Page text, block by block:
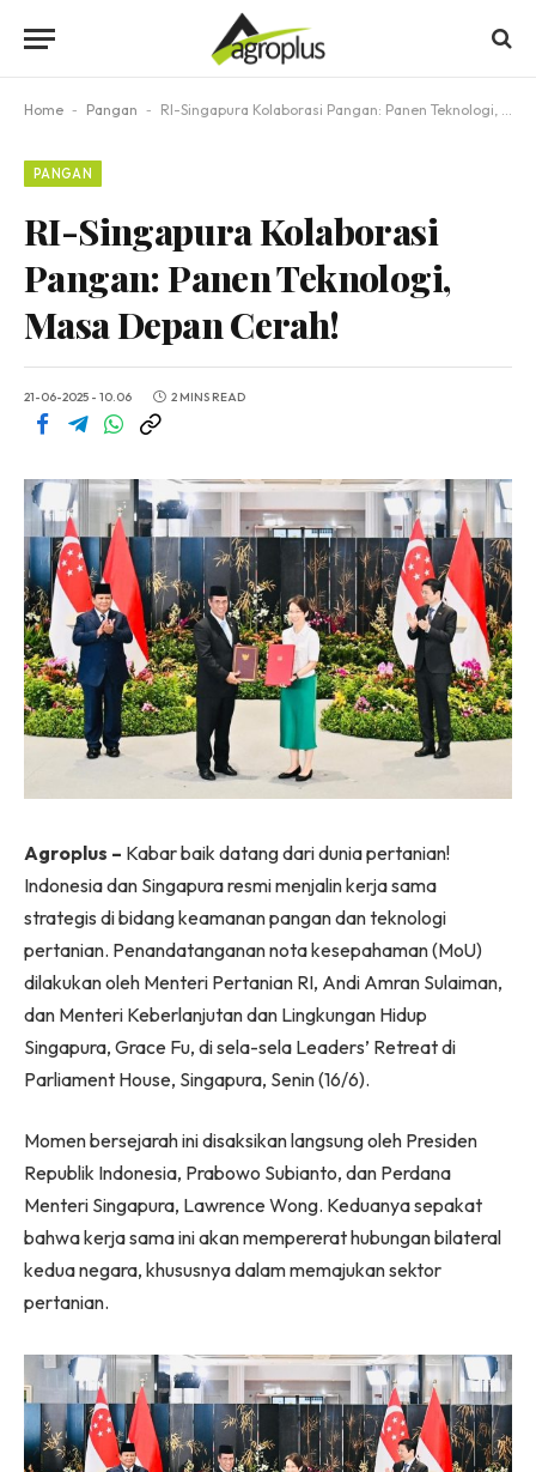
Home - Pangan - RI-Singapura Kolaborasi Pangan: Panen Teknologi, Masa Depan Cerah!
PANGAN
RI-Singapura Kolaborasi
Pangan: Panen Teknologi,
Masa Depan Cerah!
21-06-2025 - 10.06 2 MINS READ
Agroplus – Kabar baik datang dari dunia pertanian!
Indonesia dan Singapura resmi menjalin kerja sama
strategis di bidang keamanan pangan dan teknologi
pertanian. Penandatanganan nota kesepahaman (MoU)
dilakukan oleh Menteri Pertanian RI, Andi Amran Sulaiman,
dan Menteri Keberlanjutan dan Lingkungan Hidup
Singapura, Grace Fu, di sela-sela Leaders’ Retreat di
Parliament House, Singapura, Senin (16/6).
Momen bersejarah ini disaksikan langsung oleh Presiden
Republik Indonesia, Prabowo Subianto, dan Perdana
Menteri Singapura, Lawrence Wong. Keduanya sepakat
bahwa kerja sama ini akan mempererat hubungan bilateral
kedua negara, khususnya dalam memajukan sektor
pertanian.